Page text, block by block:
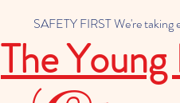
SAFETY FIRST We're taking
The